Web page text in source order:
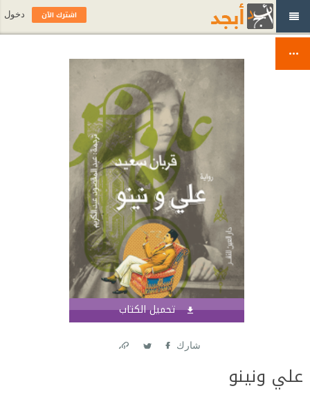
تحميل الكتاب
شارك
علي ونينو
اشترك الآن دخول